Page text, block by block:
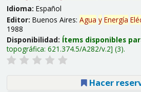
Idioma: Español
Editor: Buenos Aires: Agua y Energía
1988
Disponibilidad: Ítems disponibles
topográfica: 621.374.5/A282/v.2 (3).
Hacer